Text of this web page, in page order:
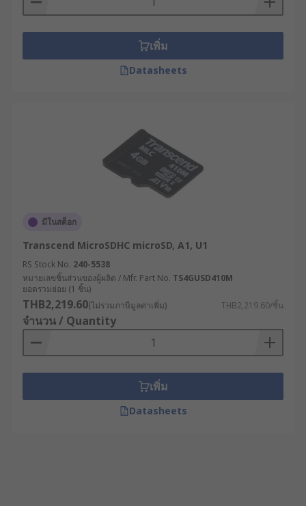
เพิ่ม
Datasheets
มีในสต็อก
Transcend MicroSDHC microSD, A1, U1
RS Stock No. 240-5538
หมายเลขชิ้นส่วนของผู้ผลิต / Mfr. Part No. TS4GUSD410M
ยอดรวมย่อย (1 ชิ้น)
THB2,219.60(ไม่รวมภาษีมูลค่าเพิ่ม) THB2,219.60/ชิ้น
จำนวน / Quantity
เพิ่ม
Datasheets